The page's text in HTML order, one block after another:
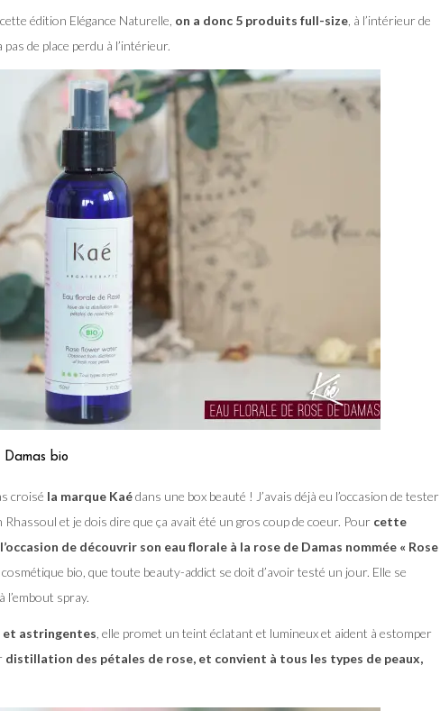
édition Elégance Naturelle, on a donc 5 produits full-size , à l’intérieur de
de place perdu à l’intérieur.
bio
croisé la marque Kaédans une box beauté ! J’avais déjà eu l’occasion de tester
Rhassoul et je dois dire que ça avait été un gros coup de coeur. Pour cette
de découvrir son eau florale à la rose de Damas nommée « Rose
bio, que toute beauty-addict se doit d’avoir testé un jour. Elle se
l’embout spray.
et astringentes , elle promet un teint éclatant et lumineux et aident à estomper
distillation des pétales de rose, et convient à tous les types de peaux,